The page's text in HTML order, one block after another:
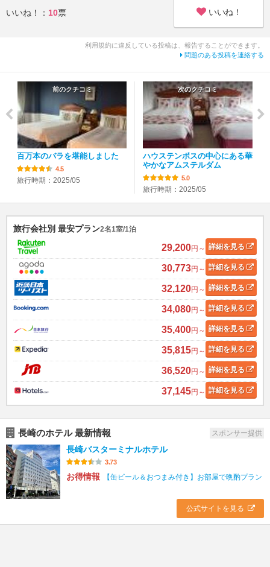
いいね！： 10票 いいね！
利用規約に違反している投稿は、報告することができます。
問題のある投稿を連絡する
前のクチコミ
百万本のバラを堪能しました
4.5
旅行時期：2025/05
次のクチコミ
ハウステンボスの中心にある華
やかなアムステルダム
5.0
旅行時期：2025/05
旅行会社別 最安プラン2名1室/1泊
29,200円～ 詳細を見る
30,773円～ 詳細を見る
32,120円～ 詳細を見る
34,080円～ 詳細を見る
35,400円～ 詳細を見る
35,815円～ 詳細を見る
36,520円～ 詳細を見る
37,145円～ 詳細を見る
長崎のホテル 最新情報 スポンサー提供
長崎バスターミナルホテル
3.73
お得情報 【缶ビール＆おつまみ付き】お部屋で晩酌プラン
公式サイトを見る